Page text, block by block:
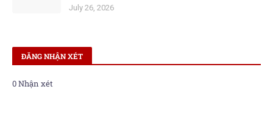
July 26, 2026
ĐĂNG NHẬN XÉT
0 Nhận xét